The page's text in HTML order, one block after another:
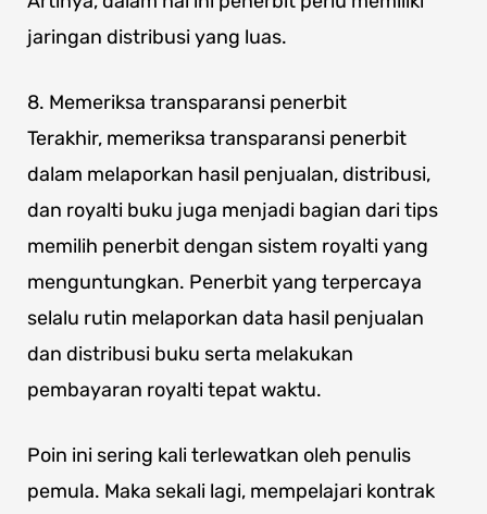
jaringan distribusi yang luas.
8. Memeriksa transparansi penerbit
Terakhir, memeriksa transparansi penerbit
dalam melaporkan hasil penjualan, distribusi,
dan royalti buku juga menjadi bagian dari tips
memilih penerbit dengan sistem royalti yang
menguntungkan. Penerbit yang terpercaya
selalu rutin melaporkan data hasil penjualan
dan distribusi buku serta melakukan
pembayaran royalti tepat waktu.
Poin ini sering kali terlewatkan oleh penulis
pemula. Maka sekali lagi, mempelajari kontrak